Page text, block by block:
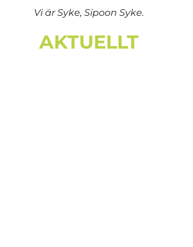
Vi är Syke, Sipoon Syke.
AKTUELLT